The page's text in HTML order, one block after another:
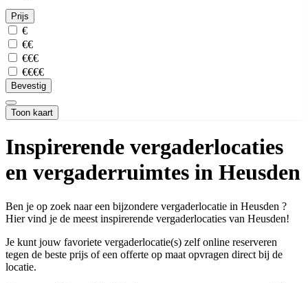
Prijs
€
€€
€€€
€€€€
Bevestig
Toon kaart
Inspirerende vergaderlocaties
en vergaderruimtes in Heusden
Ben je op zoek naar een bijzondere vergaderlocatie in Heusden ?
Hier vind je de meest inspirerende vergaderlocaties van Heusden!
Je kunt jouw favoriete vergaderlocatie(s) zelf online reserveren
tegen de beste prijs of een offerte op maat opvragen direct bij de
locatie.